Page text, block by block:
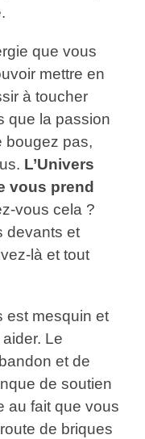
que vous
mettre en
à toucher
que la passion
bougez pas,
L’Univers
vous prend
vous cela ?
devants et
là et tout
est mesquin et
Le
et de
de soutien
au fait que vous
de briques